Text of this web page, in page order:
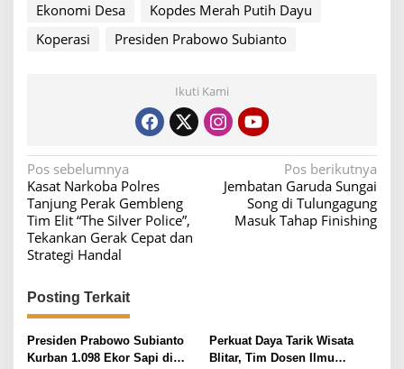
Ekonomi Desa
Kopdes Merah Putih Dayu
Koperasi
Presiden Prabowo Subianto
Ikuti Kami
N
a
v
i
a
s
i
Pos sebelumnya
Kasat Narkoba Polres
Tanjung Perak Gembleng
Tim Elit “The Silver Police”,
Tekankan Gerak Cepat dan
Strategi Handal
Pos berikutnya
Jembatan Garuda Sungai
Song di Tulungagung
Masuk Tahap Finishing
Posting Terkait
Presiden Prabowo Subianto
Kurban 1.098 Ekor Sapi di
Perkuat Daya Tarik Wisata
Blitar, Tim Dosen Ilmu